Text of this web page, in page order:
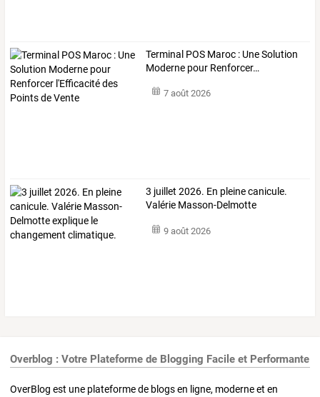
Terminal POS Maroc : UneSolution
Moderne pour Renforcer…
7 août 2026
3 juillet 2026. En pleinecanicule.
Valérie Masson-Delmotte
9 août 2026
Overblog : Votre Plateforme de Blogging Facile et Performante
OverBlog est une plateforme de blogs en ligne, moderne et en